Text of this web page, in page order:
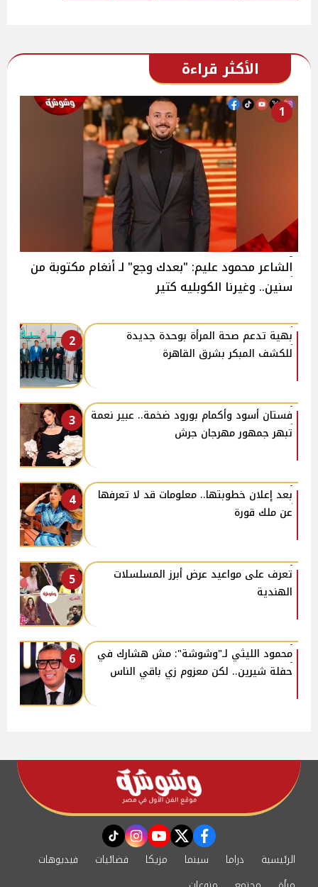
الأكثر قراءة
1
الشاعر محمود عليم: "بعدك وجع" لـ أنغام مكتوبة من
سنين.. وغيرنا الكوبليه كتير
2
بهية تدعم صحة المرأة بوحدة جديدة
للكشف المبكر بشرق القاهرة
3
فستان أسود وأكمام بورود ضخمة.. عبير نعمة
تبهر جمهور مهرجان جرش
4
بعد إعلان خطوبتها.. معلومات قد لا تعرفها
عن ملك قورة
5
تعرف على مواعيد عرض أبرز المسلسلات
الهندية
6
محمود الليثي لـ"وشوشة": مش هشارك في
حفلة شيرين.. لكن معزوم زي باقي الناس
facebook
twitter
youtube
instagram
tiktok
الرئيسية دراما سينما مزيكا فضائيات
فيديوهات